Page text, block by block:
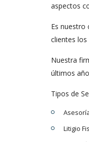
aspectos
Es nuestro
clientes
Nuestra
últimos
Tipos de
Litigio